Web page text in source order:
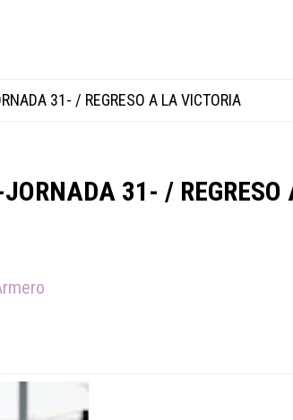
31- / REGRESO A LA VICTORIA
31- / REGRESO